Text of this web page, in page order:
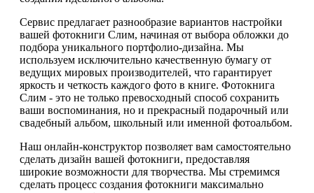
Сервис предлагает разнообразие вариантов настройки
вашей фотокниги Слим, начиная от выбора обложки до
подбора уникального портфолио-дизайна. Мы
используем исключительно качественную бумагу от
ведущих мировых производителей, что гарантирует
яркость и четкость каждого фото в книге. Фотокнига
Слим - это не только превосходный способ сохранить
ваши воспоминания, но и прекрасный подарочный или
свадебный альбом, школьный или именной фотоальбом.
Наш онлайн-конструктор позволяет вам самостоятельно
сделать дизайн вашей фотокниги, предоставляя
широкие возможности для творчества. Мы стремимся
сделать процесс создания фотокниги максимально